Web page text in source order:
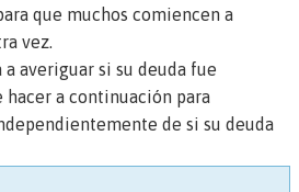
que muchos comiencen a
vez.
averiguar si su deuda fue
hacer a continuación para
de si su deuda